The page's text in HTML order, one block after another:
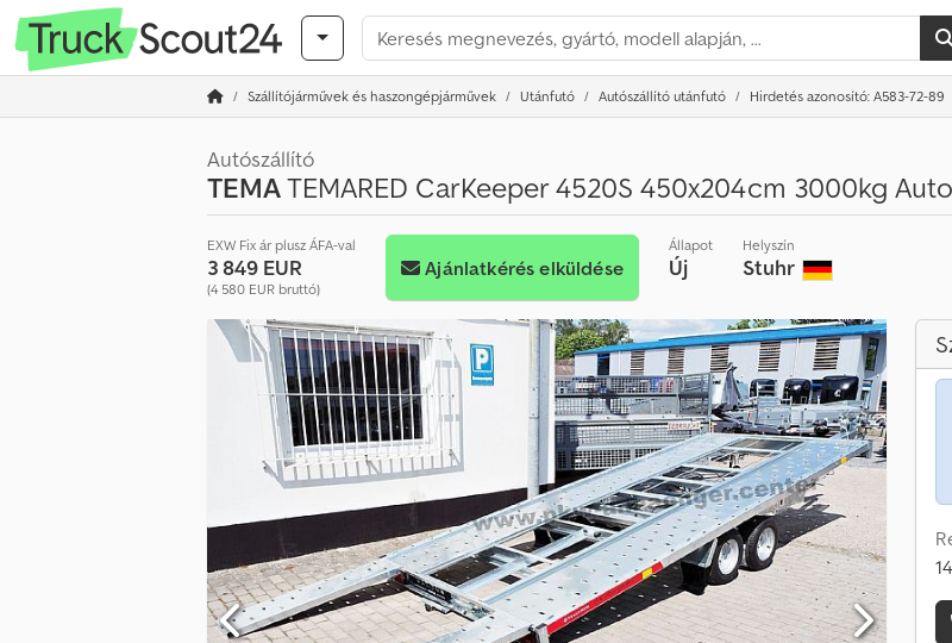
Szállítójárművek és haszongépjárművek Utánfutó Autószállító utánfutó Hirdetés azonosító: A583-72-89
Autószállító
TEMATEMARED CarKeeper 4520S 450x204cm 3000kg
EXW Fix ár plusz ÁFA-val
3 849 EUR
(4 580 EUR bruttó)
Ajánlatkérés elküldése
Állapot
Új
Helyszín
Stuhr